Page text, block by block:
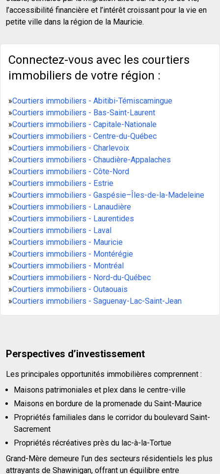
l’accessibilité financière et l’intérêt croissant pour la vie en
petite ville dans la région de la Mauricie.
Connectez-vous avec les courtiers
immobiliers de votre région :
»Courtiers immobiliers - Abitibi-Témiscamingue
»Courtiers immobiliers - Bas-Saint-Laurent
»Courtiers immobiliers - Capitale-Nationale
»Courtiers immobiliers - Centre-du-Québec
»Courtiers immobiliers - Charlevoix
»Courtiers immobiliers - Chaudière-Appalaches
»Courtiers immobiliers - Côte-Nord
»Courtiers immobiliers - Estrie
»Courtiers immobiliers - Gaspésie–Îles-de-la-Madeleine
»Courtiers immobiliers - Lanaudière
»Courtiers immobiliers - Laurentides
»Courtiers immobiliers - Laval
»Courtiers immobiliers - Mauricie
»Courtiers immobiliers - Montérégie
»Courtiers immobiliers - Montréal
»Courtiers immobiliers - Nord-du-Québec
»Courtiers immobiliers - Outaouais
»Courtiers immobiliers - Saguenay-Lac-Saint-Jean
Perspectives d’investissement
Les principales opportunités immobilières comprennent :
Maisons patrimoniales et plex dans le centre-ville
Maisons en bordure de la promenade du Saint-Maurice
Propriétés familiales dans le corridor du boulevard Saint-
Sacrement
Propriétés récréatives près du lac-à-la-Tortue
Grand-Mère demeure l’un des secteurs résidentiels les plus
attrayants de Shawinigan, offrant un équilibre entre